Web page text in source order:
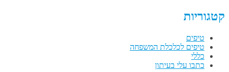
קטגוריות
טיפים
טיפים לכלכלת המשפחה
כללי
כתבו עלי בעיתון